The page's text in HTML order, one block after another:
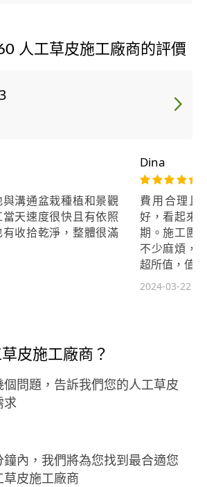
人工草皮施工廠商的評價
溝通盆栽種植和景觀
天速度很快且有依照
收拾乾淨，整體很滿
Dina
費用合理且
好，看起來
期。施工團
不少麻煩，
超所值，值
2024-03-22
皮施工廠商？
個問題，告訴我們您的人工草皮
求
鐘內，我們將為您找到最合適您
草皮施工廠商